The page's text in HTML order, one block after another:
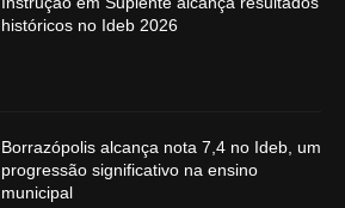
históricos no Ideb 2026
Borrazópolis alcança nota 7,4 no Ideb, um
progressão significativo na ensino
municipal